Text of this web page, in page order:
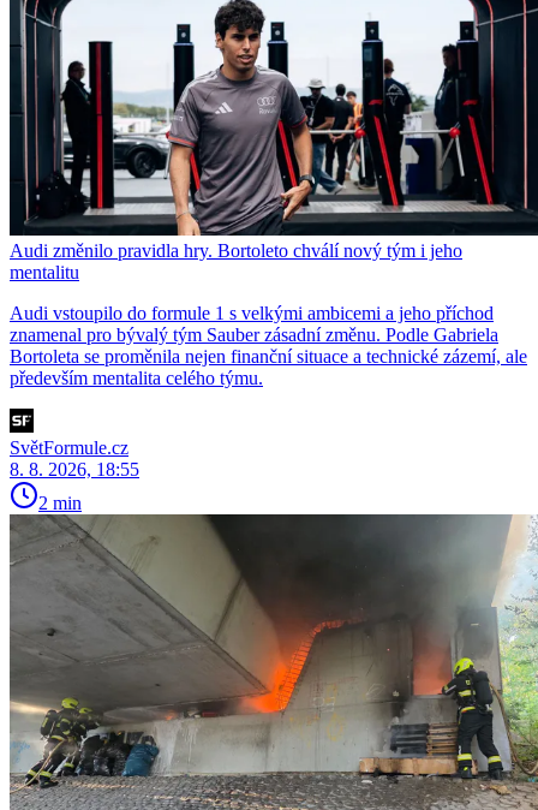
Audi změnilo pravidla hry. Bortoleto chválí nový tým i jeho
mentalitu
Audi vstoupilo do formule 1 s velkými ambicemi a jeho příchod
znamenal pro bývalý tým Sauber zásadní změnu. Podle Gabriela
Bortoleta se proměnila nejen finanční situace a technické zázemí, ale
především mentalita celého týmu.
SvětFormule.cz
8. 8. 2026, 18:55
2 min